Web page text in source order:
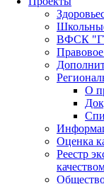
ВФСК
О
Оценка
Реестр